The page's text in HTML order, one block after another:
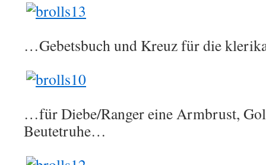
…Gebetsbuch und Kreuz für die
…für Diebe/Ranger eine Armbrust,
Beutetruhe…